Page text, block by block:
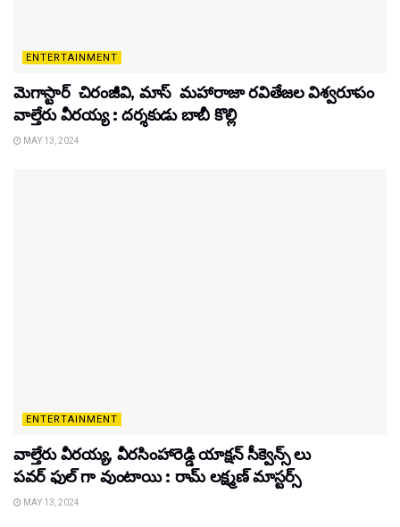
ENTERTAINMENT
మెగాస్టార్ చిరంజీవి, మాస్ మహారాజా రవితేజల విశ్వరూపం
వాల్తేరు వీరయ్య : దర్శకుడు బాబీ కొల్లి
MAY 13, 2024
ENTERTAINMENT
వాల్తేరు వీరయ్య, వీరసింహారెడ్డి యాక్షన్ సీక్వెన్స్ లు
పవర్ ఫుల్ గా వుంటాయి : రామ్ లక్ష్మణ్ మాస్టర్స్
MAY 13, 2024